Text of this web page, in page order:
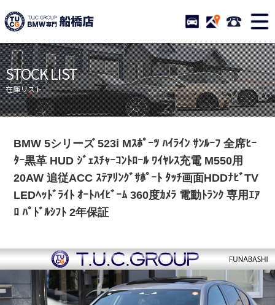
TUCグループ BMW専門
STOCK ACCESS 047-
ニュース
在庫リスト
目玉車両一覧
店舗紹介
保証＆サービス
アクセスマップ
特別作業について
オーダーサービス
買取無料査定
自動車保険
TUCとは？
リクルート
納車blog
会社概要
STOCK LIST
在庫リスト
BMW 5シリーズ 523i Mｽﾎﾟｰﾂ ﾊｲﾗｲﾝ ｻﾝﾙｰﾌ 全席ﾋｰ
ﾀｰ黒革 HUD ｼﾞｪｽﾁｬｰｺﾝﾄﾛｰﾙ ﾜｲﾔﾚｽ充電 M550用
20AW 追従ACC ｽﾃｱﾘﾝｸﾞｻﾎﾟｰﾄ ﾀｯﾁ画面HDDﾅﾋﾞTV
LEDﾍｯﾄﾞﾗｲﾄ ｵｰﾄﾊｲﾋﾞｰﾑ 360度ｶﾒﾗ 電動ﾄﾗﾝｸ 専用ｴｱ
ﾛ ﾊﾟﾄﾞﾙｼﾌﾄ 2年保証